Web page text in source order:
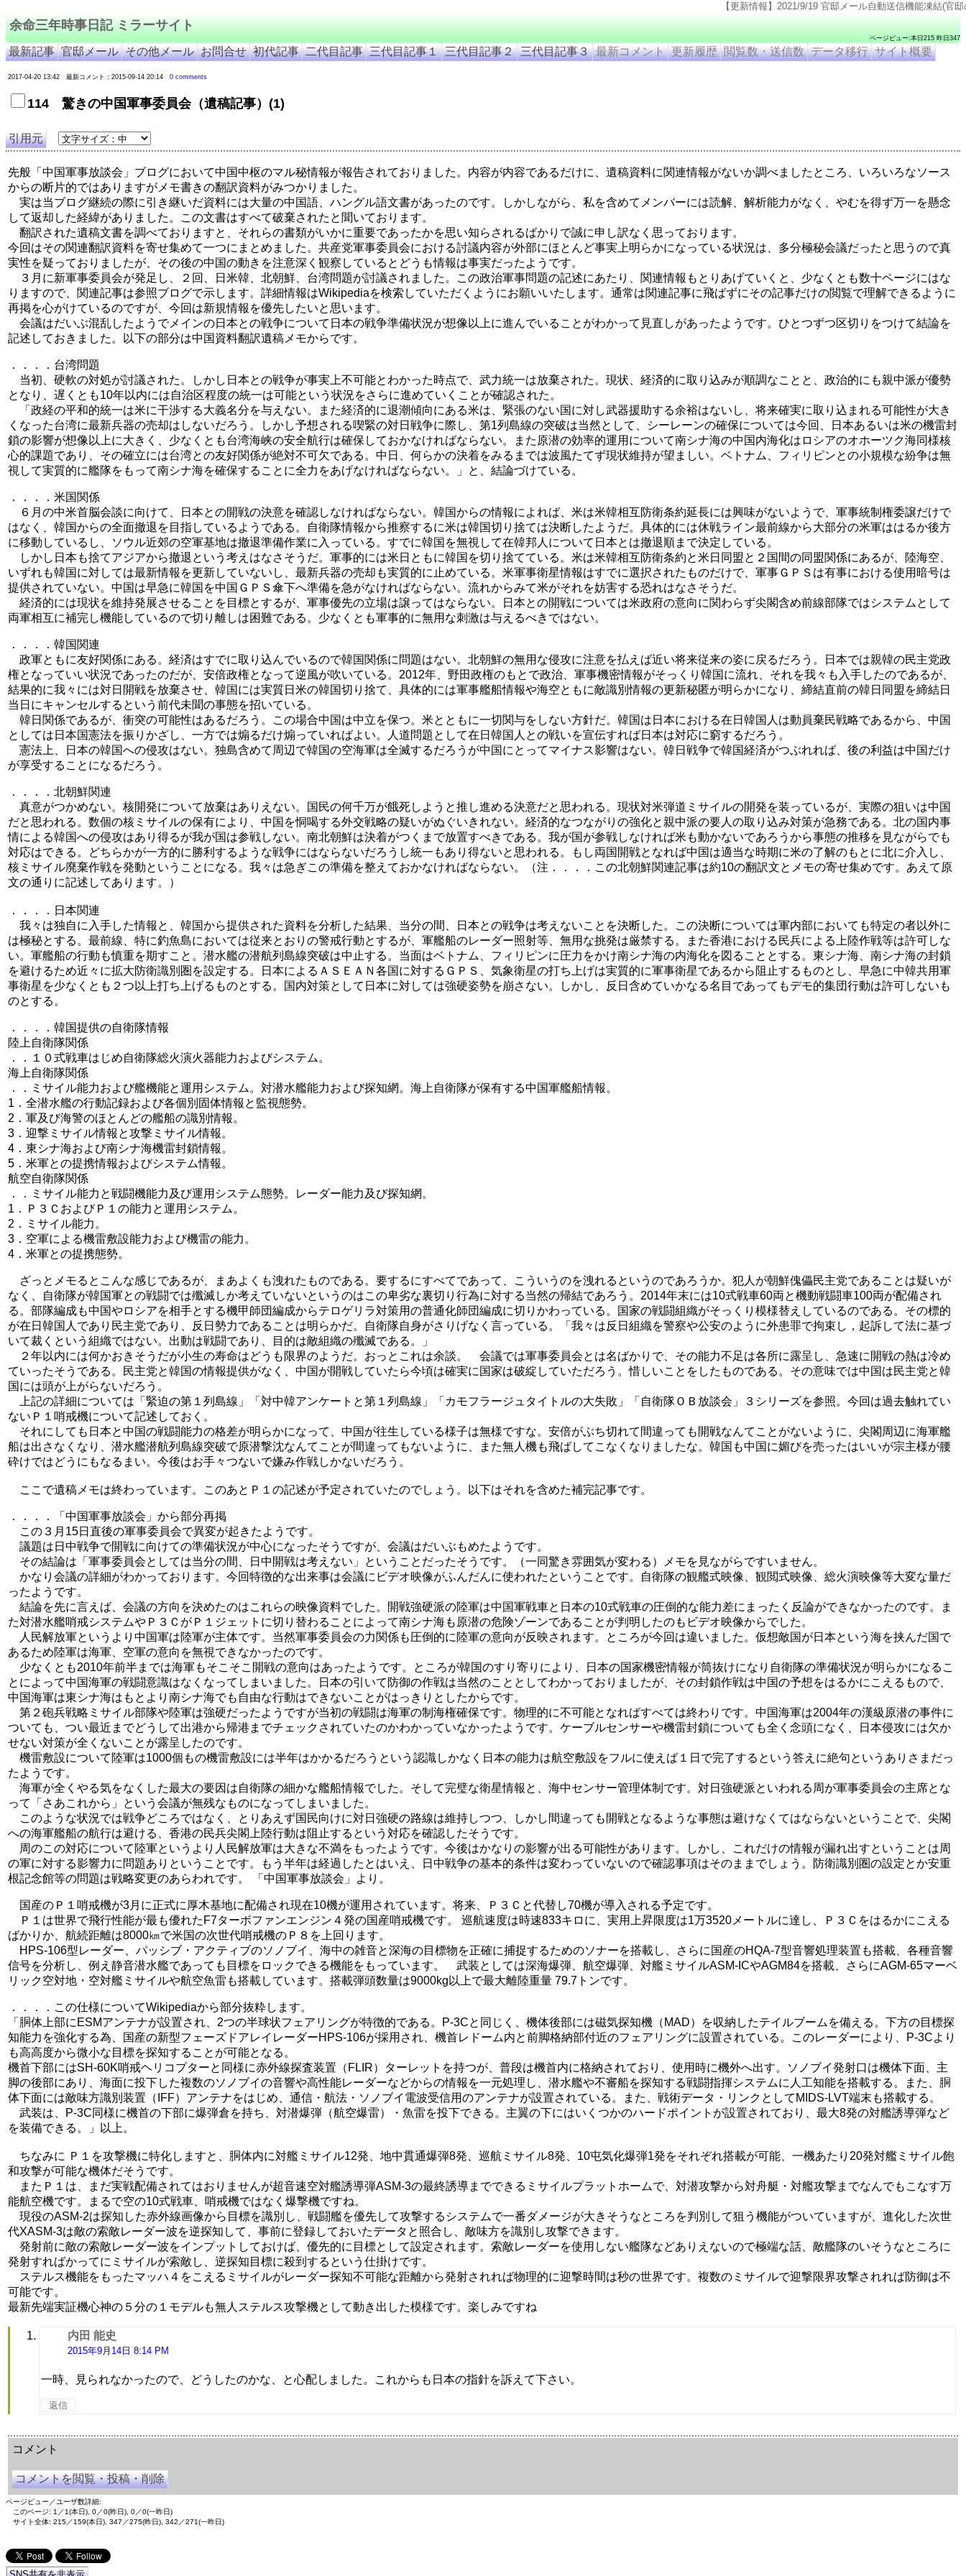
余命三年時事日記 ミラーサイト
ページビュー:本日215 昨日347
最新記事 官邸メール その他メール お問合せ 初代記事 二代目記事 三代目記事１ 三代目記事２ 三代目記事３ 最新コメント 更新履歴 閲覧数・送信数 データ移行 サイト概要
2017-04-20 13:42 最新コメント：2015-09-14 20:14 0 comments
114 驚きの中国軍事委員会（遺稿記事）(1)
引用元
先般「中国軍事放談会」ブログにおいて中国中枢のマル秘情報が報告されておりました。内容が内容であるだけに、遺稿資料に関連情報がないか調べましたところ、いろいろなソース
からの断片的ではありますがメモ書きの翻訳資料がみつかりました。
実は当ブログ継続の際に引き継いだ資料には大量の中国語、ハングル語文書があったのです。しかしながら、私を含めてメンバーには読解、解析能力がなく、やむを得ず万一を懸念
して返却した経緯がありました。この文書はすべて破棄されたと聞いております。
翻訳された遺稿文書を調べておりますと、それらの書類がいかに重要であったかを思い知らされるばかりで誠に申し訳なく思っております。
今回はその関連翻訳資料を寄せ集めて一つにまとめました。共産党軍事委員会における討議内容が外部にほとんど事実上明らかになっている状況は、多分極秘会議だったと思うので真
実性を疑っておりましたが、その後の中国の動きを注意深く観察しているとどうも情報は事実だったようです。
３月に新軍事委員会が発足し、２回、日米韓、北朝鮮、台湾問題が討議されました。この政治軍事問題の記述にあたり、関連情報もとりあげていくと、少なくとも数十ページにはな
りますので、関連記事は参照ブログで示します。詳細情報はWikipediaを検索していただくようにお願いいたします。通常は関連記事に飛ばずにその記事だけの閲覧で理解できるように
再掲を心がけているのですが、今回は新規情報を優先したいと思います。
会議はだいぶ混乱したようでメインの日本との戦争について日本の戦争準備状況が想像以上に進んでいることがわかって見直しがあったようです。ひとつずつ区切りをつけて結論を
記述しておきました。以下の部分は中国資料翻訳遺稿メモからです。
．．．．台湾問題
当初、硬軟の対処が討議された。しかし日本との戦争が事実上不可能とわかった時点で、武力統一は放棄された。現状、経済的に取り込みが順調なことと、政治的にも親中派が優勢
となり、遅くとも10年以内には自治区程度の統一は可能という状況をさらに進めていくことが確認された。
「政経の平和的統一は米に干渉する大義名分を与えない。また経済的に退潮傾向にある米は、緊張のない国に対し武器援助する余裕はないし、将来確実に取り込まれる可能性が大き
くなった台湾に最新兵器の売却はしないだろう。しかし予想される喫緊の対日戦争に際し、第1列島線の突破は当然として、シーレーンの確保については今回、日本あるいは米の機雷封
鎖の影響が想像以上に大きく、少なくとも台湾海峡の安全航行は確保しておかなければならない。また原潜の効率的運用について南シナ海の中国内海化はロシアのオホーツク海同様核
心的課題であり、その確立には台湾との友好関係が絶対不可欠である。中日、何らかの決着をみるまでは波風たてず現状維持が望ましい。ベトナム、フィリピンとの小規模な紛争は無
視して実質的に艦隊をもって南シナ海を確保することに全力をあげなければならない。」と、結論づけている。
．．．．米国関係
６月の中米首脳会談に向けて、日本との開戦の決意を確認しなければならない。韓国からの情報によれば、米は米韓相互防衛条約延長には興味がないようで、軍事統制権委譲だけで
はなく、韓国からの全面撤退を目指しているようである。自衛隊情報から推察するに米は韓国切り捨ては決断したようだ。具体的には休戦ライン最前線から大部分の米軍ははるか後方
に移動しているし、ソウル近郊の空軍基地は撤退準備作業に入っている。すでに韓国を無視して在韓邦人について日本とは撤退順まで決定している。
しかし日本も捨てアジアから撤退という考えはなさそうだ。軍事的には米日ともに韓国を切り捨てている。米は米韓相互防衛条約と米日同盟と２国間の同盟関係にあるが、陸海空、
いずれも韓国に対しては最新情報を更新していないし、最新兵器の売却も実質的に止めている。米軍事衛星情報はすでに選択されたものだけで、軍事ＧＰＳは有事における使用暗号は
提供されていない。中国は早急に韓国を中国ＧＰＳ傘下へ準備を急がなければならない。流れからみて米がそれを妨害する恐れはなさそうだ。
経済的には現状を維持発展させることを目標とするが、軍事優先の立場は譲ってはならない。日本との開戦については米政府の意向に関わらず尖閣含め前線部隊ではシステムとして
両軍相互に補完し機能しているので切り離しは困難である。少なくとも軍事的に無用な刺激は与えるべきではない。
．．．．韓国関連
政軍ともに友好関係にある。経済はすでに取り込んでいるので韓国関係に問題はない。北朝鮮の無用な侵攻に注意を払えば近い将来従来の姿に戻るだろう。日本では親韓の民主党政
権となっていい状況であったのだが、安倍政権となって逆風が吹いている。2012年、野田政権のもとで政治、軍事機密情報がそっくり韓国に流れ、それを我々も入手したのであるが、
結果的に我々には対日開戦を放棄させ、韓国には実質日米の韓国切り捨て、具体的には軍事艦船情報や海空ともに敵識別情報の更新秘匿が明らかになり、締結直前の韓日同盟を締結日
当日にキャンセルするという前代未聞の事態を招いている。
韓日関係であるが、衝突の可能性はあるだろう。この場合中国は中立を保つ。米とともに一切関与をしない方針だ。韓国は日本における在日韓国人は動員棄民戦略であるから、中国
としては日本国憲法を振りかざし、一方では煽るだけ煽っていればよい。人道問題として在日韓国人との戦いを宣伝すれば日本は対応に窮するだろう。
憲法上、日本の韓国への侵攻はない。独島含めて周辺で韓国の空海軍は全滅するだろうが中国にとってマイナス影響はない。韓日戦争で韓国経済がつぶれれば、後の利益は中国だけ
が享受することになるだろう。
．．．．北朝鮮関連
真意がつかめない。核開発について放棄はありえない。国民の何千万が餓死しようと推し進める決意だと思われる。現状対米弾道ミサイルの開発を装っているが、実際の狙いは中国
だと思われる。数個の核ミサイルの保有により、中国を恫喝する外交戦略の疑いがぬぐいきれない。経済的なつながりの強化と親中派の要人の取り込み対策が急務である。北の国内事
情による韓国への侵攻はあり得るが我が国は参戦しない。南北朝鮮は決着がつくまで放置すべきである。我が国が参戦しなければ米も動かないであろうから事態の推移を見ながらでも
対応はできる。どちらかが一方的に勝利するような戦争にはならないだろうし統一もあり得ないと思われる。もし両国開戦となれば中国は適当な時期に米の了解のもとに北に介入し、
核ミサイル廃棄作戦を発動ということになる。我々は急ぎこの準備を整えておかなければならない。（注．．．．この北朝鮮関連記事は約10の翻訳文とメモの寄せ集めです。あえて原
文の通りに記述してあります。）
．．．．日本関連
我々は独自に入手した情報と、韓国から提供された資料を分析した結果、当分の間、日本との戦争は考えないことを決断した。この決断については軍内部においても特定の者以外に
は極秘とする。最前線、特に釣魚島においては従来とおりの警戒行動とするが、軍艦船のレーダー照射等、無用な挑発は厳禁する。また香港における民兵による上陸作戦等は許可しな
い。軍艦船の行動も慎重を期すこと。潜水艦の潜航列島線突破は中止する。当面はベトナム、フィリピンに圧力をかけ南シナ海の内海化を図ることとする。東シナ海、南シナ海の封鎖
を避けるため近々に拡大防衛識別圏を設定する。日本によるＡＳＥＡＮ各国に対するＧＰＳ、気象衛星の打ち上げは実質的に軍事衛星であるから阻止するものとし、早急に中韓共用軍
事衛星を少なくとも２つ以上打ち上げるものとする。国内対策として日本に対しては強硬姿勢を崩さない。しかし、反日含めていかなる名目であってもデモ的集団行動は許可しないも
のとする。
．．．．韓国提供の自衛隊情報
陸上自衛隊関係
．．１０式戦車はじめ自衛隊総火演火器能力およびシステム。
海上自衛隊関係
．．ミサイル能力および艦機能と運用システム。対潜水艦能力および探知網。海上自衛隊が保有する中国軍艦船情報。
1．全潜水艦の行動記録および各個別固体情報と監視態勢。
2．軍及び海警のほとんどの艦船の識別情報。
3．迎撃ミサイル情報と攻撃ミサイル情報。
4．東シナ海および南シナ海機雷封鎖情報。
5．米軍との提携情報およびシステム情報。
航空自衛隊関係
．．ミサイル能力と戦闘機能力及び運用システム態勢。レーダー能力及び探知網。
1．Ｐ３ＣおよびＰ１の能力と運用システム。
2．ミサイル能力。
3．空軍による機雷敷設能力および機雷の能力。
4．米軍との提携態勢。
ざっとメモるとこんな感じであるが、まあよくも洩れたものである。要するにすべてであって、こういうのを洩れるというのであろうか。犯人が朝鮮傀儡民主党であることは疑いが
なく、自衛隊が韓国軍との戦闘では殲滅しか考えていないというのはこの卑劣な裏切り行為に対する当然の帰結であろう。2014年末には10式戦車60両と機動戦闘車100両が配備され
る。部隊編成も中国やロシアを相手とする機甲師団編成からテロゲリラ対策用の普通化師団編成に切りかわっている。国家の戦闘組織がそっくり模様替えしているのである。その標的
が在日韓国人であり民主党であり、反日勢力であることは明らかだ。自衛隊自身がさりげなく言っている。「我々は反日組織を警察や公安のように外患罪で拘束し，起訴して法に基づ
いて裁くという組織ではない。出動は戦闘であり、目的は敵組織の殲滅である。」
２年以内には何かおきそうだが小生の寿命はどうも限界のようだ。おっとこれは余談。 会議では軍事委員会とは名ばかりで、その能力不足は各所に露呈し、急速に開戦の熱は冷め
ていったそうである。民主党と韓国の情報提供がなく、中国が開戦していたら今頃は確実に国家は破綻していただろう。惜しいことをしたものである。その意味では中国は民主党と韓
国には頭が上がらないだろう。
上記の詳細については「緊迫の第１列島線」「対中韓アンケートと第１列島線」「カモフラージュタイトルの大失敗」「自衛隊ＯＢ放談会」３シリーズを参照。今回は過去触れてい
ないＰ１哨戒機について記述しておく。
それにしても日本と中国の戦闘能力の格差が明らかになって、中国が往生している様子は無様ですな。安倍がぶち切れて間違っても開戦なんてことがないように、尖閣周辺に海軍艦
船は出さなくなり、潜水艦潜航列島線突破で原潜撃沈なんてことが間違ってもないように、また無人機も飛ばしてこなくなりましたな。韓国も中国に媚びを売ったはいいが宗主様が腰
砕けではどうにもなるまい。今後はお手々つないで嫌み作戦しかないだろう。
ここで遺稿メモは終わっています。このあとＰ１の記述が予定されていたのでしょう。以下はそれを含めた補完記事です。
．．．．「中国軍事放談会」から部分再掲
この３月15日直後の軍事委員会で異変が起きたようです。
議題は日中戦争で開戦に向けての準備状況が中心になったそうですが、会議はだいぶもめたようです。
その結論は「軍事委員会としては当分の間、日中開戦は考えない」ということだったそうです。（一同驚き雰囲気が変わる）メモを見ながらですいません。
かなり会議の詳細がわかっております。今回特徴的な出来事は会議にビデオ映像がふんだんに使われたということです。自衛隊の観艦式映像、観閲式映像、総火演映像等大変な量だ
ったようです。
結論を先に言えば、会議の方向を決めたのはこれらの映像資料でした。開戦強硬派の陸軍は中国軍戦車と日本の10式戦車の圧倒的な能力差にまったく反論ができなかったのです。ま
た対潜水艦哨戒システムやＰ３ＣがＰ１ジェットに切り替わることによって南シナ海も原潜の危険ゾーンであることが判明したのもビデオ映像からでした。
人民解放軍というより中国軍は陸軍が主体です。当然軍事委員会の力関係も圧倒的に陸軍の意向が反映されます。ところが今回は違いました。仮想敵国が日本という海を挟んだ国で
あるため陸軍は海軍、空軍の意向を無視できなかったのです。
少なくとも2010年前半までは海軍もそこそこ開戦の意向はあったようです。ところが韓国のすり寄りにより、日本の国家機密情報が筒抜けになり自衛隊の準備状況が明らかになるこ
とによって中国海軍の戦闘意識はなくなってしまいました。日本の引いて防御の作戦は当然のこととしてわかっておりましたが、その封鎖作戦は中国の予想をはるかにこえるもので、
中国海軍は東シナ海はもとより南シナ海でも自由な行動はできないことがはっきりとしたからです。
第２砲兵戦略ミサイル部隊や陸軍は強硬だったようですが当初の戦闘は海軍の制海権確保です。物理的に不可能となればすべては終わりです。中国海軍は2004年の漢級原潜の事件に
ついても、つい最近までどうして出港から帰港までチェックされていたのかわかっていなかったようです。ケーブルセンサーや機雷封鎖についても全く念頭になく、日本侵攻には欠か
せない対策が全くないことが露呈したのです。
機雷敷設について陸軍は1000個もの機雷敷設には半年はかかるだろうという認識しかなく日本の能力は航空敷設をフルに使えば１日で完了するという答えに絶句というありさまだっ
たようです。
海軍が全くやる気をなくした最大の要因は自衛隊の細かな艦船情報でした。そして完璧な衛星情報と、海中センサー管理体制です。対日強硬派といわれる周が軍事委員会の主席とな
って「さあこれから」という会議が無残なものになってしまいました。
このような状況では戦争どころではなく、とりあえず国民向けに対日強硬の路線は維持しつつ、しかし間違っても開戦となるような事態は避けなくてはならないということで、尖閣
への海軍艦船の航行は避ける、香港の民兵尖閣上陸行動は阻止するという対応を確認したそうです。
周のこの対応について陸軍というより人民解放軍は大きな不満をもったようです。今後はかなりの影響が出る可能性があります。しかし、これだけの情報が漏れ出すということは周
の軍に対する影響力に問題ありということです。もう半年は経過したとはいえ、日中戦争の基本的条件は変わっていないので確認事項はそのままでしょう。防衛識別圏の設定とか安重
根記念館等の問題は戦略変更のあらわれです。 「中国軍事放談会」より。
国産のＰ１哨戒機が3月に正式に厚木基地に配備され現在10機が運用されています。将来、Ｐ３Ｃと代替し70機が導入される予定です。
Ｐ１は世界で飛行性能が最も優れたF7ターボファンエンジン４発の国産哨戒機です。 巡航速度は時速833キロに、実用上昇限度は1万3520メートルに達し、Ｐ３Ｃをはるかにこえる
ばかりか、航続距離は8000㎞で米国の次世代哨戒機のＰ８を上回ります。
HPS-106型レーダー、パッシブ・アクティブのソノブイ、海中の雑音と深海の目標物を正確に捕捉するためのソナーを搭載し、さらに国産のHQA-7型音響処理装置も搭載、各種音響
信号を分析し、例え静音潜水艦であっても目標をロックできる機能をもっています。 武装としては深海爆弾、航空爆弾、対艦ミサイルASM-ICやAGM84を搭載、さらにAGM-65マーベ
リック空対地・空対艦ミサイルや航空魚雷も搭載しています。搭載弾頭数量は9000kg以上で最大離陸重量 79.7トンです。
．．．．この仕様についてWikipediaから部分抜粋します。
「胴体上部にESMアンテナが設置され、2つの半球状フェアリングが特徴的である。P-3Cと同じく、機体後部には磁気探知機（MAD）を収納したテイルブームを備える。下方の目標探
知能力を強化する為、国産の新型フェーズドアレイレーダーHPS-106が採用され、機首レドーム内と前脚格納部付近のフェアリングに設置されている。このレーダーにより、P-3Cより
も高高度から微小な目標を探知することが可能となる。
機首下部にはSH-60K哨戒ヘリコプターと同様に赤外線探査装置（FLIR）ターレットを持つが、普段は機首内に格納されており、使用時に機外へ出す。ソノブイ発射口は機体下面、主
脚の後部にあり、海面に投下した複数のソノブイの音響や高性能レーダーなどからの情報を一元処理し、潜水艦や不審船を探知する戦闘指揮システムに人工知能を搭載する。また、胴
体下面には敵味方識別装置（IFF）アンテナをはじめ、通信・航法・ソノブイ電波受信用のアンテナが設置されている。また、戦術データ・リンクとしてMIDS-LVT端末も搭載する。
武装は、P-3C同様に機首の下部に爆弾倉を持ち、対潜爆弾（航空爆雷）・魚雷を投下できる。主翼の下にはいくつかのハードポイントが設置されており、最大8発の対艦誘導弾など
を装備できる。」以上。
ちなみに Ｐ１を攻撃機に特化しますと、胴体内に対艦ミサイル12発、地中貫通爆弾8発、巡航ミサイル8発、10屯気化爆弾1発をそれぞれ搭載が可能、一機あたり20発対艦ミサイル飽
和攻撃が可能な機体だそうです。
またＰ１は、まだ実戦配備されてはおりませんが超音速空対艦誘導弾ASM-3の最終誘導までできるミサイルプラットホームで、対潜攻撃から対舟艇・対艦攻撃までなんでもこなす万
能航空機です。まるで空の10式戦車、哨戒機ではなく爆撃機ですね。
現役のASM-2は探知した赤外線画像から目標を識別し、戦闘艦を優先して攻撃するシステムで一番ダメージが大きそうなところを判別して狙う機能がついていますが、進化した次世
代XASM-3は敵の索敵レーダー波を逆探知して、事前に登録しておいたデータと照合し、敵味方を識別し攻撃できます。
発射前に敵の索敵レーダー波をインプットしておけば、優先的に目標として設定されます。索敵レーダーを使用しない艦隊などありえないので極端な話、敵艦隊のいそうなところに
発射すればかってにミサイルが索敵し、逆探知目標に殺到するという仕掛けです。
ステルス機能をもったマッハ４をこえるミサイルがレーダー探知不可能な距離から発射されれば物理的に迎撃時間は秒の世界です。複数のミサイルで迎撃限界攻撃されれば防御は不
可能です。
最新先端実証機心神の５分の１モデルも無人ステルス攻撃機として動き出した模様です。楽しみですね
内田 能史
り:
2015年9月14日 8:14 PM
一時、見られなかったので、どうしたのかな、と心配しました。これからも日本の指針を訴えて下さい。
返信
コメント
コメントを閲覧・投稿・削除
【更新情報】2021/9/19 官邸メール自動送信機能凍結(官邸のペー
ページビュー／ユーザ数詳細:
このページ: 1／1(本日), 0／0(昨日), 0／0(一昨日)
サイト全体: 215／159(本日), 347／275(昨日), 342／271(一昨日)